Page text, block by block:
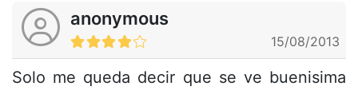
anonymous
15/08/2013
Solo me queda decir que se ve buenisima